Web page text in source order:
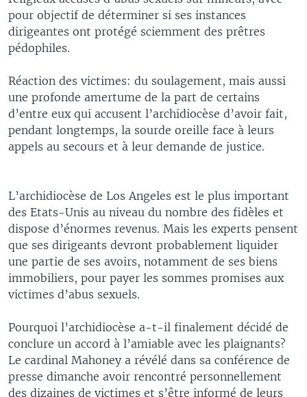
pour objectif de déterminer si ses instances
dirigeantes ont protégé sciemment des prêtres
pédophiles.
Réaction des victimes: du soulagement, mais aussi
une profonde amertume de la part de certains
d’entre eux qui accusent l’archidiocèse d’avoir fait,
pendant longtemps, la sourde oreille face à leurs
appels au secours et à leur demande de justice.
L’archidiocèse de Los Angeles est le plus important
des Etats-Unis au niveau du nombre des fidèles et
dispose d’énormes revenus. Mais les experts pensent
que ses dirigeants devront probablement liquider
une partie de ses avoirs, notamment de ses biens
immobiliers, pour payer les sommes promises aux
victimes d’abus sexuels.
Pourquoi l’archidiocèse a-t-il finalement décidé de
conclure un accord à l’amiable avec les plaignants?
Le cardinal Mahoney a révélé dans sa conférence de
presse dimanche avoir rencontré personnellement
des dizaines de victimes et s’être informé de leurs